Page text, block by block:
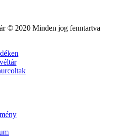
© 2020 Minden jog fenntartva